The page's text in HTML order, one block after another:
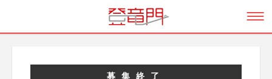
募集終了